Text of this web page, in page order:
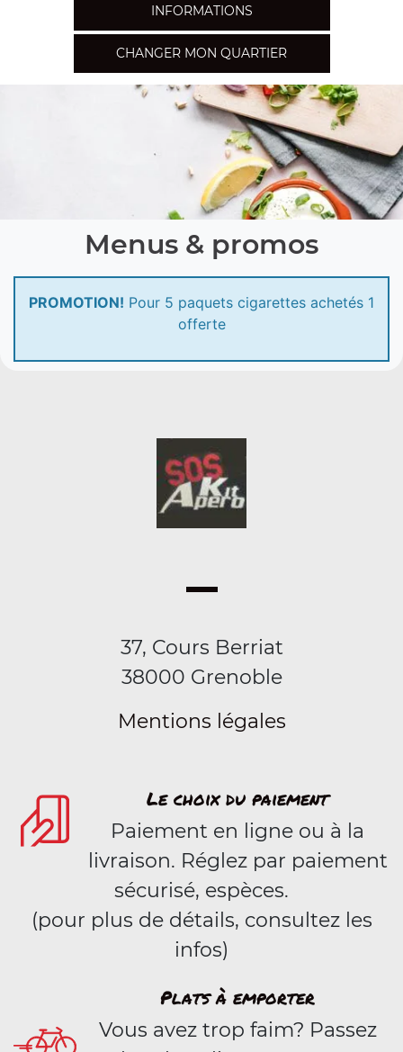
INFORMATIONS
CHANGER MON QUARTIER
Menus & promos
PROMOTION! Pour 5 paquets cigarettes achetés 1
offerte
37, Cours Berriat
38000 Grenoble
Mentions légales
Le choix du paiement
Paiement en ligne ou à la
livraison. Réglez par paiement
sécurisé, espèces.
(pour plus de détails, consultez les
infos)
Plats à emporter
Vous avez trop faim? Passez